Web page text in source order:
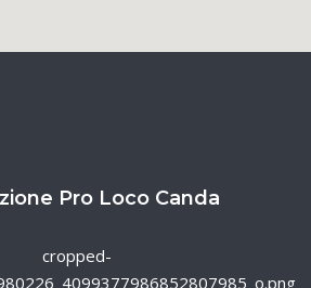
Pro Loco Canda